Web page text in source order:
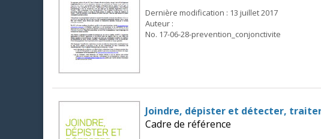
Dernière modification : 13 juillet 2017
Auteur :
No. 17-06-28-prevention_conjonctivite
Joindre, dépister et détecter,
Cadre de référence